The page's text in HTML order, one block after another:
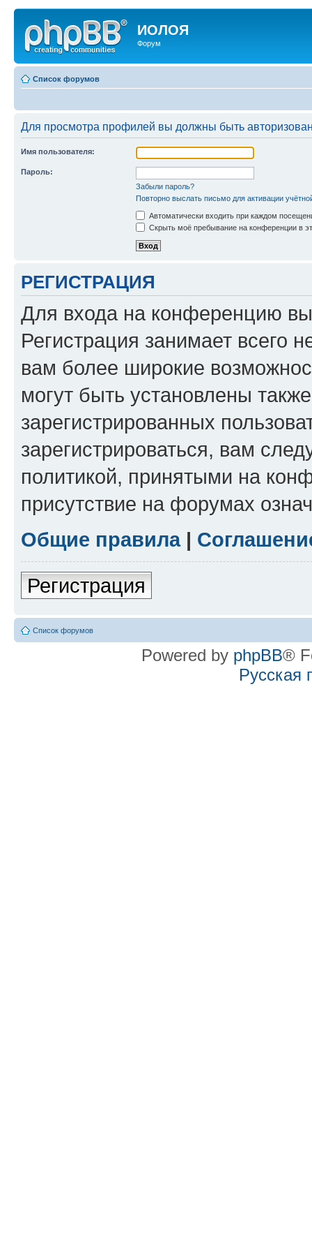
ИОЛОЯ
Форум
Список форумов
Для просмотра профилей вы должны быть
Имя пользователя:
Пароль:
Забыли пароль?
Повторно выслать письмо для активации
Автоматически входить при каждом
Скрыть моё пребывание на конференции в
РЕГИСТРАЦИЯ
Для входа на конференцию
Регистрация занимает всего
вам более широкие
могут быть установлены
зарегистрированных
зарегистрироваться, вам
политикой, принятыми на
присутствие на форумах
Общие правила|
Регистрация
Список форумов
Powered by phpBB®
Русская